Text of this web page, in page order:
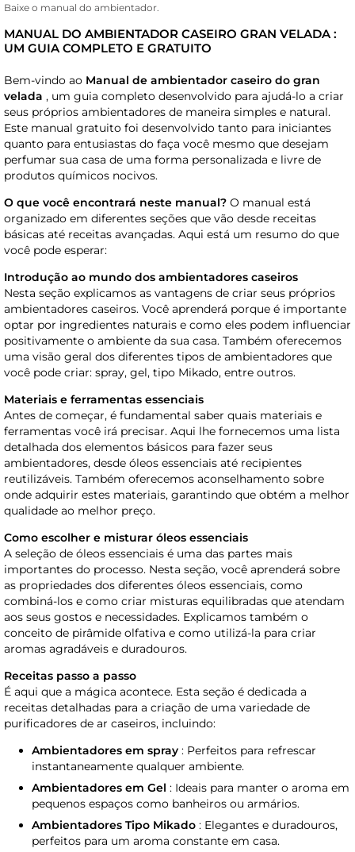
Baixe o manual do ambientador.
MANUAL DO AMBIENTADOR CASEIRO GRAN VELADA :
UM GUIA COMPLETO E GRATUITO
Bem-vindo ao Manual de ambientador caseiro do gran
velada , um guia completo desenvolvido para ajudá-lo a criar
seus próprios ambientadores de maneira simples e natural.
Este manual gratuito foi desenvolvido tanto para iniciantes
quanto para entusiastas do faça você mesmo que desejam
perfumar sua casa de uma forma personalizada e livre de
produtos químicos nocivos.
O que você encontrará neste manual? O manual está
organizado em diferentes seções que vão desde receitas
básicas até receitas avançadas. Aqui está um resumo do que
você pode esperar:
Introdução ao mundo dos ambientadores caseiros
Nesta seção explicamos as vantagens de criar seus próprios
ambientadores caseiros. Você aprenderá porque é importante
optar por ingredientes naturais e como eles podem influenciar
positivamente o ambiente da sua casa. Também oferecemos
uma visão geral dos diferentes tipos de ambientadores que
você pode criar: spray, gel, tipo Mikado, entre outros.
Materiais e ferramentas essenciais
Antes de começar, é fundamental saber quais materiais e
ferramentas você irá precisar. Aqui lhe fornecemos uma lista
detalhada dos elementos básicos para fazer seus
ambientadores, desde óleos essenciais até recipientes
reutilizáveis. Também oferecemos aconselhamento sobre
onde adquirir estes materiais, garantindo que obtém a melhor
qualidade ao melhor preço.
Como escolher e misturar óleos essenciais
A seleção de óleos essenciais é uma das partes mais
importantes do processo. Nesta seção, você aprenderá sobre
as propriedades dos diferentes óleos essenciais, como
combiná-los e como criar misturas equilibradas que atendam
aos seus gostos e necessidades. Explicamos também o
conceito de pirâmide olfativa e como utilizá-la para criar
aromas agradáveis e duradouros.
Receitas passo a passo
É aqui que a mágica acontece. Esta seção é dedicada a
receitas detalhadas para a criação de uma variedade de
purificadores de ar caseiros, incluindo:
Ambientadores em spray : Perfeitos para refrescar
instantaneamente qualquer ambiente.
Ambientadores em Gel : Ideais para manter o aroma em
pequenos espaços como banheiros ou armários.
Ambientadores Tipo Mikado : Elegantes e duradouros,
perfeitos para um aroma constante em casa.